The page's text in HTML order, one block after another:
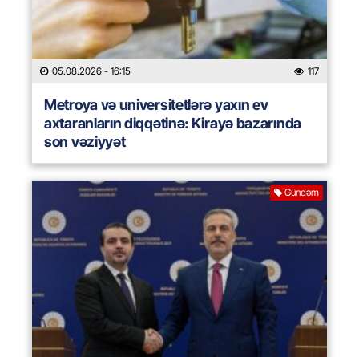
05.08.2026 - 16:15 117
Metroya və universitetlərə yaxın ev
axtaranların diqqətinə: Kirayə bazarında
son vəziyyət
Gündəm